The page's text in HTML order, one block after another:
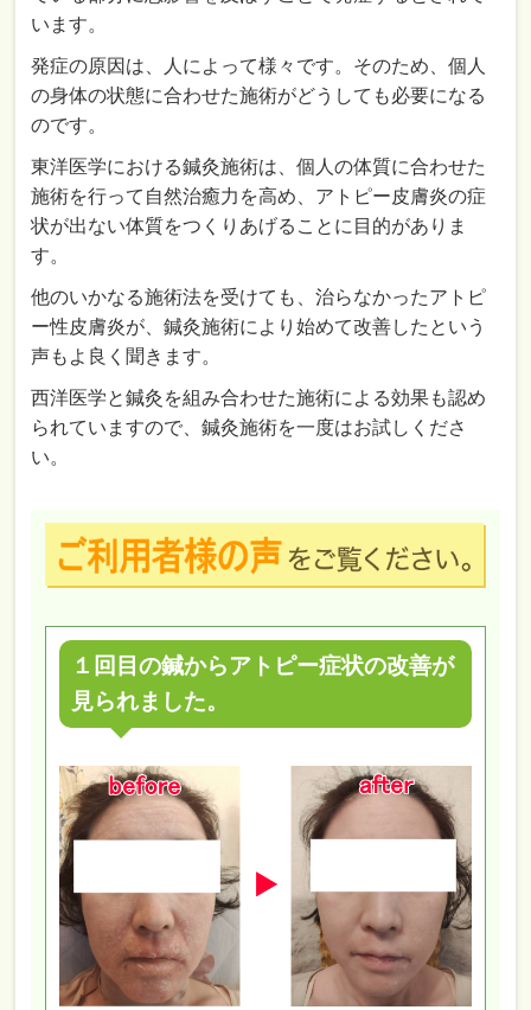
います。
発症の原因は、人によって様々です。そのため、個人
の身体の状態に合わせた施術がどうしても必要になる
のです。
東洋医学における鍼灸施術は、個人の体質に合わせた
施術を行って自然治癒力を高め、アトピー皮膚炎の症
状が出ない体質をつくりあげることに目的がありま
す。
他のいかなる施術法を受けても、治らなかったアトピ
ー性皮膚炎が、鍼灸施術により始めて改善したという
声もよ良く聞きます。
西洋医学と鍼灸を組み合わせた施術による効果も認め
られていますので、鍼灸施術を一度はお試しくださ
い。
１回目の鍼からアトピー症状の改善が
見られました。